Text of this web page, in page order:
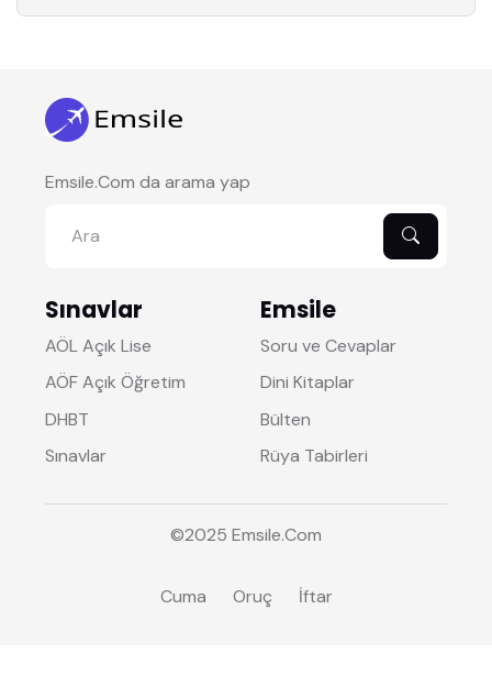
Emsile.Com da arama yap
Sınavlar
AÖL Açık Lise
AÖF Açık Öğretim
DHBT
Sınavlar
Emsile
Soru ve Cevaplar
Dini Kitaplar
Bülten
Rüya Tabirleri
©2025 Emsile.Com
Cuma Oruç İftar